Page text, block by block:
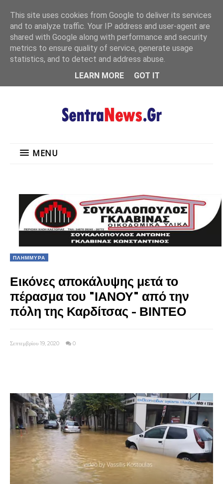
MENU
MENU
ΠΛΗΜΜΥΡΑ
Εικόνες αποκάλυψης μετά το
πέρασμα του "ΙΑΝΟΥ" από την
πόλη της Καρδίτσας - ΒΙΝΤΕΟ
Σεπτεμβρίου 19, 2020 0
This site uses cookies from Google to deliver its services
and to analyze traffic. Your IP address and user-agent are
shared with Google along with performance and security
metrics to ensure quality of service, generate usage
statistics, and to detect and address abuse.
LEARN MORE
GOT IT